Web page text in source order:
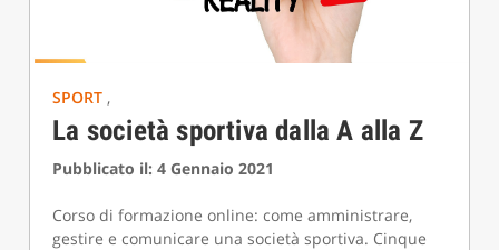
SPORT ,
La società sportiva dalla A alla Z
Pubblicato il: 4 Gennaio 2021
Corso di formazione online: come amministrare,
gestire e comunicare una società sportiva. Cinque